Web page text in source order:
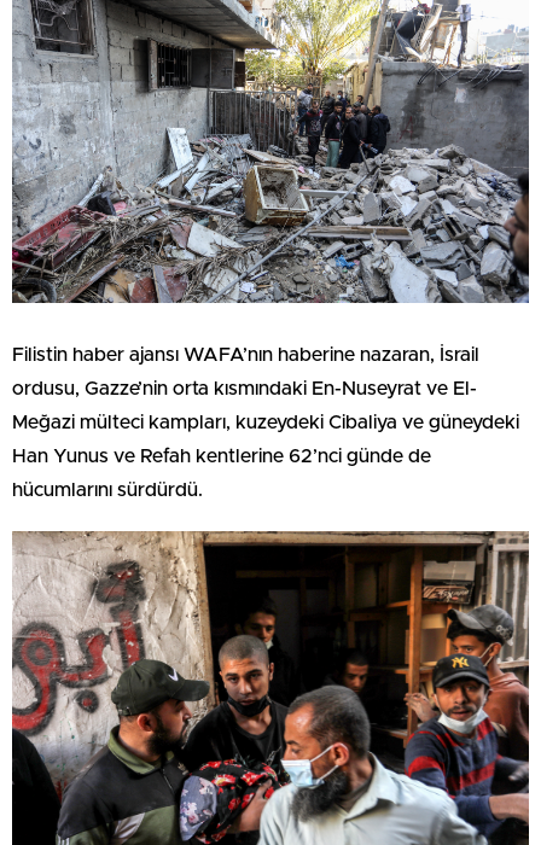
Filistin haber ajansı WAFA’nın haberine nazaran, İsrail
ordusu, Gazze’nin orta kısmındaki En-Nuseyrat ve El-
Meğazi mülteci kampları, kuzeydeki Cibaliya ve güneydeki
Han Yunus ve Refah kentlerine 62’nci günde de
hücumlarını sürdürdü.